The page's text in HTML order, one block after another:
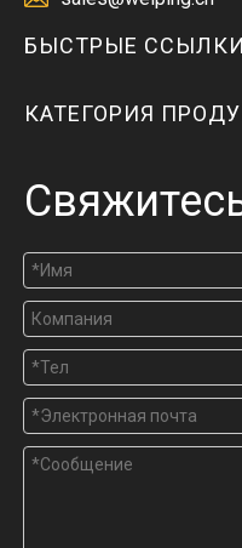
БЫСТРЫЕ ССЫЛКИ
КАТЕГОРИЯ